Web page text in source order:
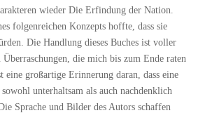
wieder Die Erfindung der Nation.
folgenreichen Konzepts hoffte, dass sie
Die Handlung dieses Buches ist voller
Überraschungen, die mich bis zum Ende raten
eine großartige Erinnerung daran, dass eine
sowohl unterhaltsam als auch nachdenklich
Sprache und Bilder des Autors schaffen